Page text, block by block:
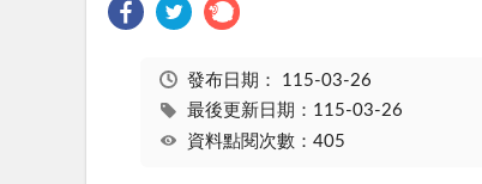
發布日期： 115-03-26
最後更新日期：115-03-26
資料點閱次數：405